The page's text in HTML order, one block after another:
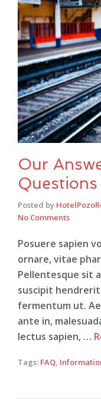
Our
Questions
Posted by
No Comments
Posuere sapien
ornare, vitae
Pellentesque sit
suscipit
fermentum ut.
ante in,
lectus sapien, …
Tags: FAQ,